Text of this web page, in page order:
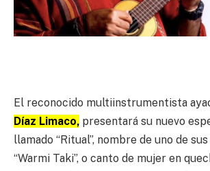
El reconocido multiinstrumentista
Díaz Limaco, presentará su nuevo
llamado “Ritual”, nombre de uno de
“Warmi Taki”, o canto de mujer en